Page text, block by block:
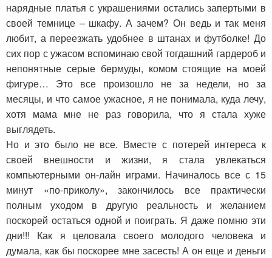
нарядные платья с украшениями остались запертыми в
своей темнице – шкафу. А зачем? Он ведь и так меня
любит, а переезжать удобнее в штанах и футболке! До
сих пор с ужасом вспоминаю свой тогдашний гардероб и
непонятные серые бермуды, комом стоящие на моей
фигуре… Это все произошло не за недели, но за
месяцы, и что самое ужасное, я не понимала, куда лечу,
хотя мама мне не раз говорила, что я стала хуже
выглядеть.
Но и это было не все. Вместе с потерей интереса к
своей внешности и жизни, я стала увлекаться
компьютерными он-лайн играми. Начиналось все с 15
минут «по-приколу», закончилось все практически
полным уходом в другую реальность и желанием
поскорей остаться одной и поиграть. Я даже помню эти
дни!!! Как я целовала своего молодого человека и
думала, как бы поскорее мне засесть! А он еще и деньги